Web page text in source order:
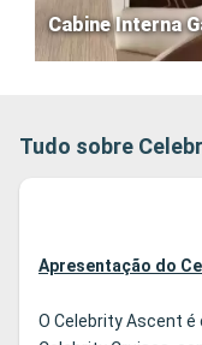
Cabine Interna
Tudo sobre
Apresentação do
O Celebrity Ascent é